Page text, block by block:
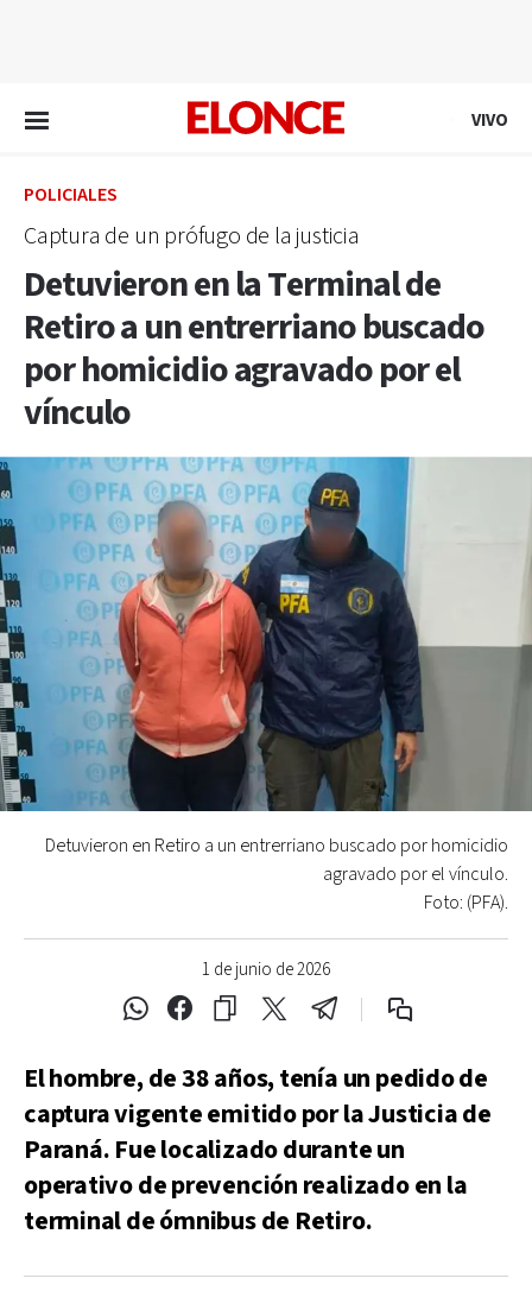
VIVO
POLICIALES
Captura de un prófugo de la justicia
Detuvieron en la Terminal de
Retiro a un entrerriano buscado
por homicidio agravado por el
vínculo
1 de junio de 2026
Detuvieron en Retiro a un entrerriano buscado por homicidio
agravado por el vínculo.
Foto: (PFA).
El hombre, de 38 años, tenía un pedido de
captura vigente emitido por la Justicia de
Paraná. Fue localizado durante un
operativo de prevención realizado en la
terminal de ómnibus de Retiro.